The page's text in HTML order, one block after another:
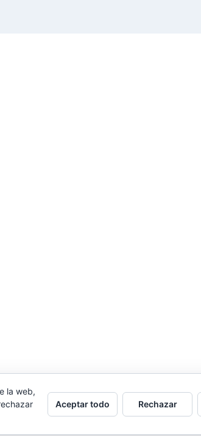
porKadence WP
la web,
Aceptar todo Rechazar